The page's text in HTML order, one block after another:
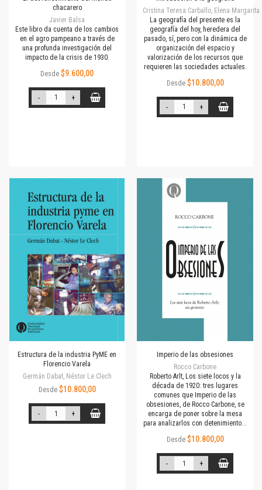
chacarero
Javier Balsa
Este libro da cuenta de los cambios
en el agro pampeano a través de
una profunda investigación del
impacto de la crisis de 1930.
Desde $9.600,00
- +
Cristina Teresa Carballo, Elena Margarita
La geografía del presente es la
geografía del hoy, heredera del
pasado, sí, pero con la dinámica de
organización del espacio y
valorización de los recursos que
requieren las sociedades actuales.
Desde $10.800,00
- +
Estructura de la industria PyME en
Florencio Varela
Germán Dabat, Néstor Le Clech
Desde $10.800,00
- +
Imperio de las obsesiones
Rocco Carbone
Roberto Arlt, Los siete locos y la
década de 1920: tres lugares
comunes que Imperio de las
obsesiones, de Rocco Carbone, se
encarga de poner sobre la mesa
para analizarlos con detenimiento...
Desde $10.800,00
- +